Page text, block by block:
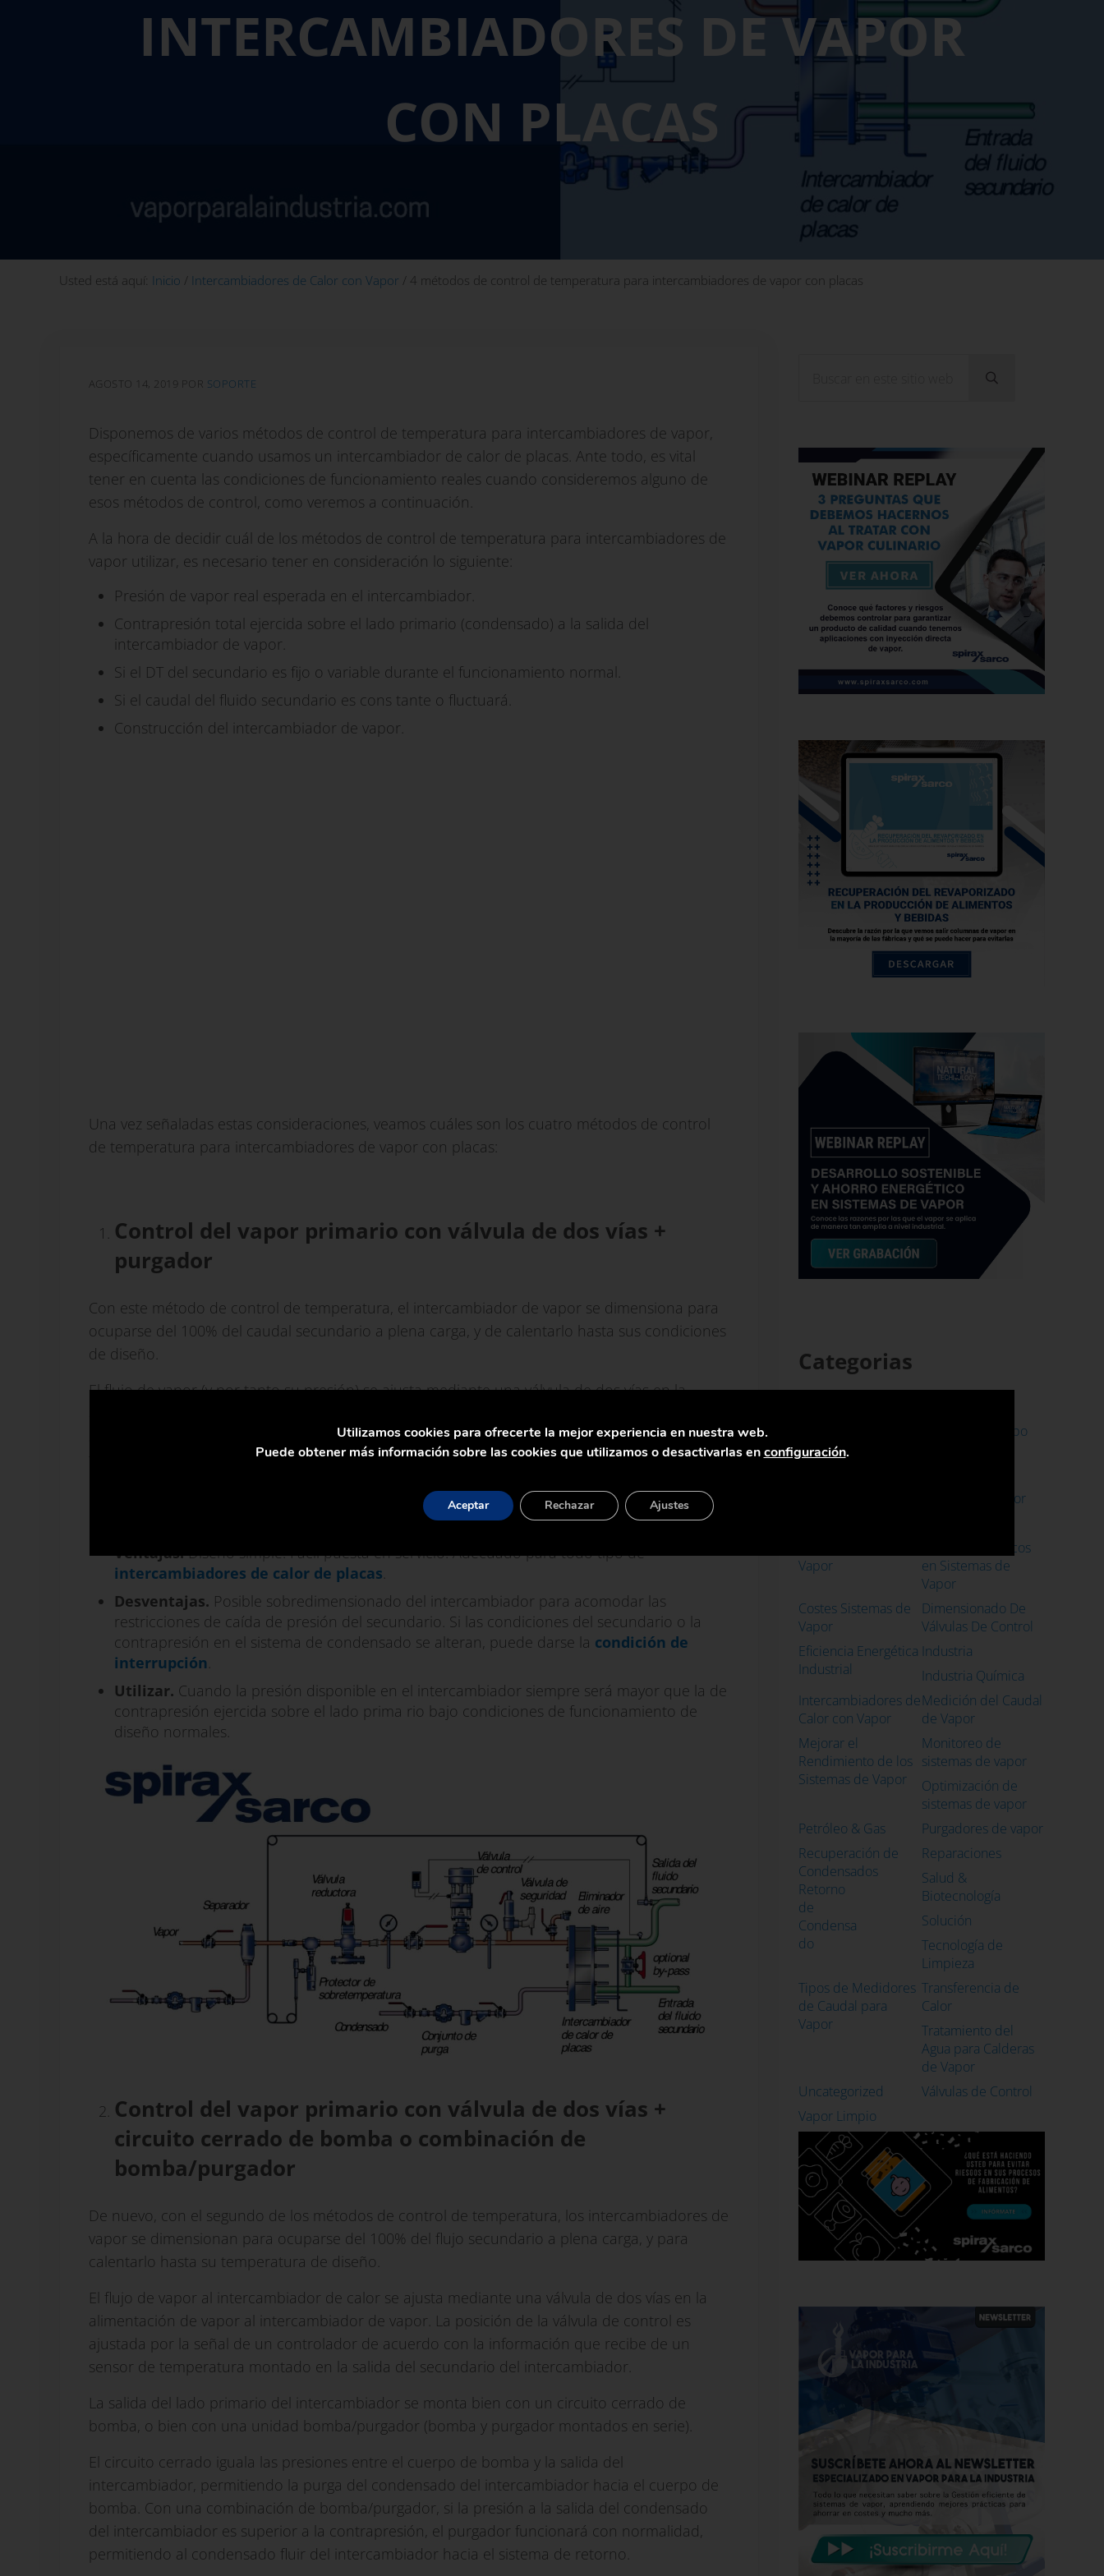
INTERCAMBIADORES DE VAPOR
CON PLACAS
Usted está aquí: Inicio / Intercambiadores de Calor con Vapor / 4 métodos de control de temperatura para intercambiadores de vapor con placas
AGOSTO 14, 2019 POR SOPORTE
Disponemos de varios métodos de control de temperatura para intercambiadores de vapor,
específicamente cuando usamos un intercambiador de calor de placas. Ante todo, es vital
tener en cuenta las condiciones de funcionamiento reales cuando consideremos alguno de
esos métodos de control, como veremos a continuación.
A la hora de decidir cuál de los métodos de control de temperatura para intercambiadores de
vapor utilizar, es necesario tener en consideración lo siguiente:
Presión de vapor real esperada en el intercambiador.
Contrapresión total ejercida sobre el lado primario (condensado) a la salida del
intercambiador de vapor.
Si el DT del secundario es fijo o variable durante el funcionamiento normal.
Si el caudal del fluido secundario es cons tante o fluctuará.
Construcción del intercambiador de vapor.
Una vez señaladas estas consideraciones, veamos cuáles son los cuatro métodos de control
de temperatura para intercambiadores de vapor con placas:
Control del vapor primario con válvula de dos vías +
purgador
Con este método de control de temperatura, el intercambiador de vapor se dimensiona para
ocuparse del 100% del caudal secundario a plena carga, y de calentarlo hasta sus condiciones
de diseño.
El flujo de vapor (y por tanto su presión) se ajusta mediante una válvula de dos vías en la
señal que da el controlador, de acuerdo con la información que recibe de un sensor de
temperatura montado en el flujo secundario del intercambiador.
Se monta un conjunto de purga a la salida del lado primario del intercambiador para evacuar
Ventajas.Diseño simple. Fácil puesta en servicio. Adecuado para todo tipo de
intercambiadores de calor de placas.
Desventajas. Posible sobredimensionado del intercambiador para acomodar las
restricciones de caída de presión del secundario. Si las condiciones del secundario o la
contrapresión en el sistema de condensado se alteran, puede darse la condición de
interrupción.
Utilizar. Cuando la presión disponible en el intercambiador siempre será mayor que la de
contrapresión ejercida sobre el lado prima rio bajo condiciones de funcionamiento de
diseño normales.
Control del vapor primario con válvula de dos vías +
circuito cerrado de bomba o combinación de
bomba/purgador
De nuevo, con el segundo de los métodos de control de temperatura, los intercambiadores de
vapor se dimensionan para ocuparse del 100% del flujo secundario a plena carga, y para
calentarlo hasta su temperatura de diseño.
El flujo de vapor al intercambiador de calor se ajusta mediante una válvula de dos vías en la
alimentación de vapor al intercambiador de vapor. La posición de la válvula de control es
ajustada por la señal de un controlador de acuerdo con la información que recibe de un
sensor de temperatura montado en la salida del secundario del intercambiador.
La salida del lado primario del intercambiador se monta bien con un circuito cerrado de
bomba, o bien con una unidad bomba/purgador (bomba y purgador montados en serie).
El circuito cerrado iguala las presiones entre el cuerpo de bomba y la salida del
intercambiador, permitiendo la purga del condensado del intercambiador hacia el cuerpo de
bomba. Con una combinación de bomba/purgador, si la presión a la salida del condensado
del intercambiador es superior a la contrapresión, el purgador funcionará con normalidad,
permitiendo al condensado fluir del intercambiador hacia el sistema de retorno.
Enviar búsqueda
Categorias
Combustible
Ahorro en Tiempo
Calidad del Vapor
Vapor
Conceptos Básicos
en Sistemas de
Vapor
Costes Sistemas de
Vapor
Dimensionado De
Válvulas De Control
Eficiencia Energética
Industrial
Industria
Industria Química
Intercambiadores de
Calor con Vapor
Medición del Caudal
de Vapor
Mejorar el
Rendimiento de los
Sistemas de Vapor
Monitoreo de
sistemas de vapor
Optimización de
sistemas de vapor
Petróleo & Gas
Purgadores de vapor
Recuperación de
Condensados
Retorno
de
Condensa
do
Reparaciones
Salud &
Biotecnología
Solución
Tecnología de
Limpieza
Tipos de Medidores
de Caudal para
Vapor
Transferencia de
Calor
Tratamiento del
Agua para Calderas
de Vapor
Uncategorized
Válvulas de Control
Vapor Limpio
Utilizamos cookies para ofrecerte la mejor experiencia en nuestra web.
Puede obtener más información sobre las cookies que utilizamos o desactivarlas enconfiguración.
Aceptar Rechazar Ajustes